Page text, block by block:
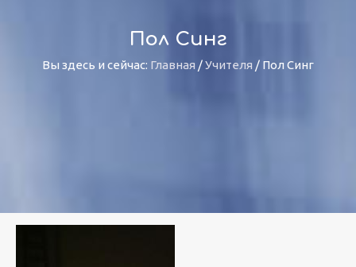
Пол Синг
Вы здесь и сейчас: Главная /Учителя / Пол Синг